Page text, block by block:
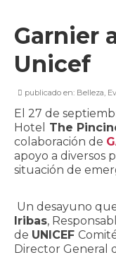
QUIÉNES
Qué
Equipo
CLIENTES
BLOG
Garnier
Unicef
publicado en: Belleza,
El 27 de
Hotel
The
colaboración de
apoyo a diversos
situación de
Un desayuno
Iribas,
de UNICEF
Director General